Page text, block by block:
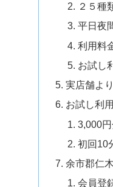
２５種
平日夜
利用料
お試し
実店舗よ
お試し利
3,000
初回10
余市郡仁
会員登